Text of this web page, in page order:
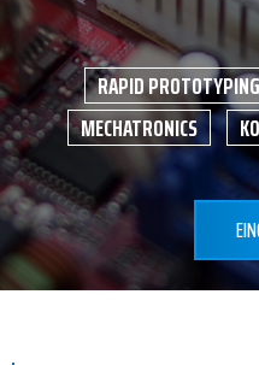
RAPID PROTOTYPING
MECHATRONICS